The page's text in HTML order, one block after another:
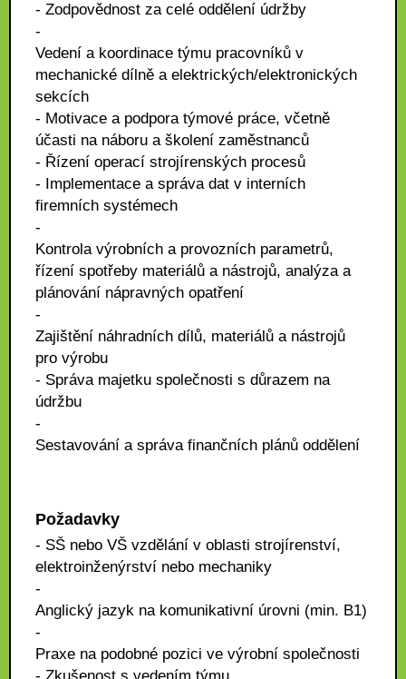
- Zodpovědnost za celé oddělení údržby
-
Vedení a koordinace týmu pracovníků v
mechanické dílně a elektrických/elektronických
sekcích
- Motivace a podpora týmové práce, včetně
účasti na náboru a školení zaměstnanců
- Řízení operací strojírenských procesů
- Implementace a správa dat v interních
firemních systémech
-
Kontrola výrobních a provozních parametrů,
řízení spotřeby materiálů a nástrojů, analýza a
plánování nápravných opatření
-
Zajištění náhradních dílů, materiálů a nástrojů
pro výrobu
- Správa majetku společnosti s důrazem na
údržbu
-
Sestavování a správa finančních plánů oddělení
Požadavky
- SŠ nebo VŠ vzdělání v oblasti strojírenství,
elektroinženýrství nebo mechaniky
-
Anglický jazyk na komunikativní úrovni (min. B1)
-
Praxe na podobné pozici ve výrobní společnosti